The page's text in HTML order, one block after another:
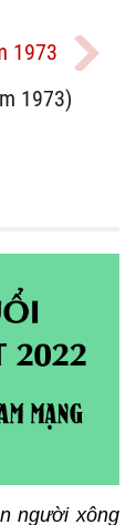
1973
1973)
người xông